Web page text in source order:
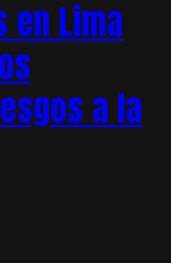
en Lima
a la